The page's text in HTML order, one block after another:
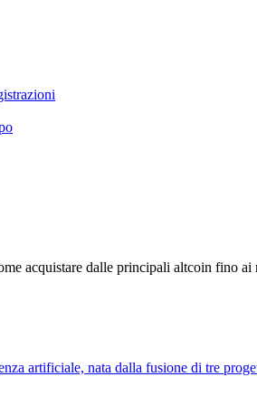
acquistare dalle principali altcoin fino
artificiale, nata dalla fusione di tre